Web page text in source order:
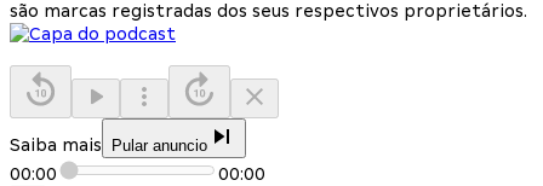
são marcas registradas dos seus respectivos proprietários.
Saiba mais Pular anuncio
00:00 00:00